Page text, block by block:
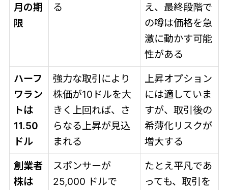
月の期
限
る
え、最終段階で
の噂は価格を急
激に動かす可能
性がある
ハーフ
ワラン
トは
11.50
ドル
強力な取引により
株価が10ドルを大
きく上回れば、さ
らなる上昇が見込
まれる
上昇オプション
には適していま
すが、取引後の
希薄化リスクが
増大する
創業者
株は
スポンサーが
25,000 ドルで
たとえ平凡であ
っても、取引を